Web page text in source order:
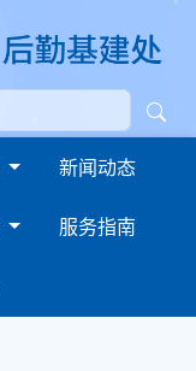
新闻动态
服务指南